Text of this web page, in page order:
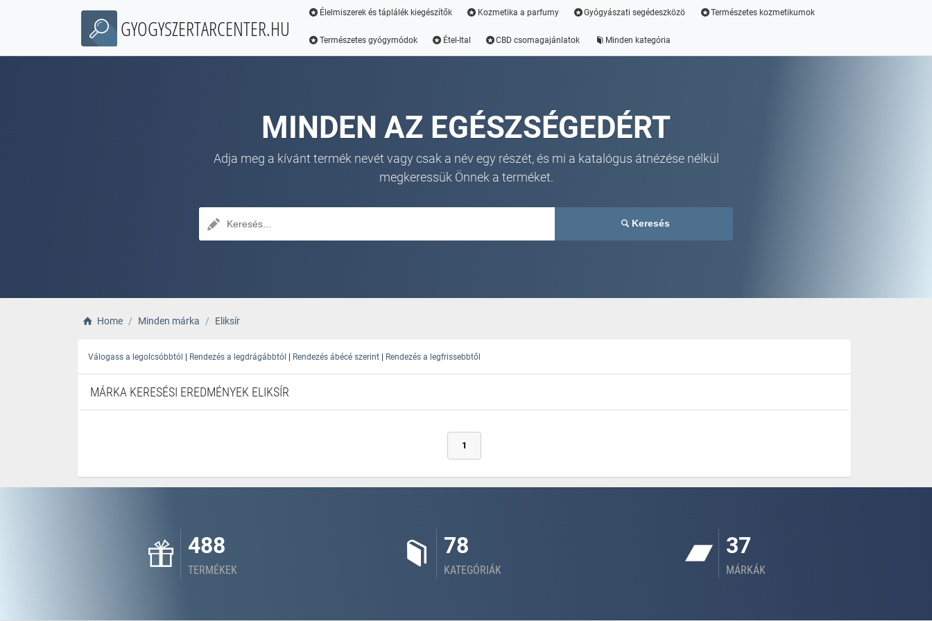
GYOGYSZERTARCENTER.HU
Élelmiszerek és táplálék kiegészítők Kozmetika a parfumy Gyógyászati segédeszközö Természetes kozmetikumok
Természetes gyógymódok Étel-Ital CBD csomagajánlatok Minden kategória
MINDEN AZ EGÉSZSÉGEDÉRT
Adja meg a kívánt termék nevét vagy csak a név egy részét, és mi a katalógus átnézése nélkül
megkeressük Önnek a terméket.
Keresés
Home Minden márka Eliksír
Válogass a legolcsóbbtól | Rendezés a legdrágábbtól | Rendezés ábécé szerint | Rendezés a legfrissebbtől
MÁRKA KERESÉSI EREDMÉNYEK ELIKSÍR
1
488
TERMÉKEK
78
KATEGÓRIÁK
37
MÁRKÁK